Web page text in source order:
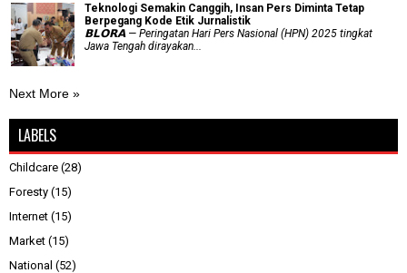
Teknologi Semakin Canggih, Insan Pers Diminta Tetap
Berpegang Kode Etik Jurnalistik
𝗕𝗟𝗢𝗥𝗔 — Peringatan Hari Pers Nasional (HPN) 2025 tingkat
Jawa Tengah dirayakan...
Next More »
LABELS
Childcare (28)
Foresty (15)
Internet (15)
Market (15)
National (52)